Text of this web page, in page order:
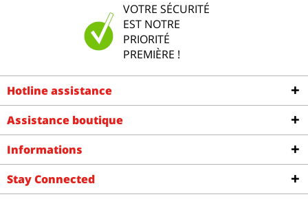
VOTRE SÉCURITÉ
EST NOTRE
PRIORITÉ
PREMIÈRE !
Hotline assistance
Assistance boutique
Informations
Stay Connected